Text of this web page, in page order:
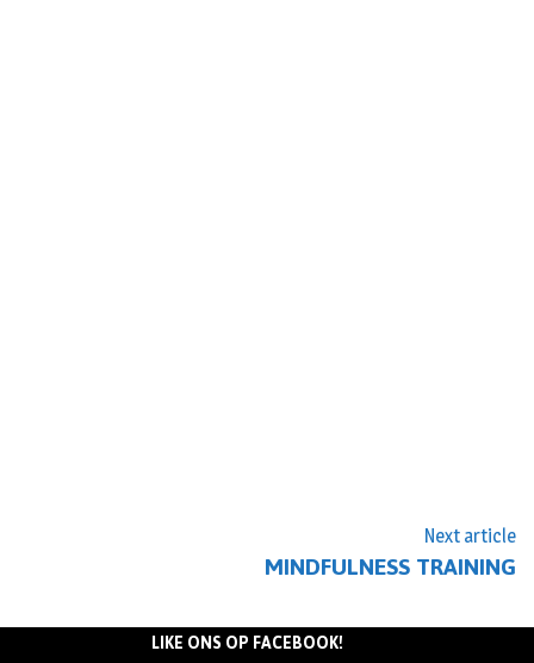
Next article
MINDFULNESS TRAINING
LIKE ONS OP FACEBOOK!